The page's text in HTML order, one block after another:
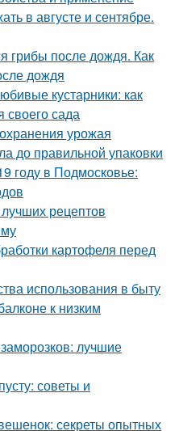
в августе и сентябре.
грибы после дождя. Как
дождя
кустарники: как
своего сада
урожая
до правильной упаковки
году в Подмосковье:
рецептов
картофеля перед
использования в быту
к низким
лучшие
советы и
секреты опытных